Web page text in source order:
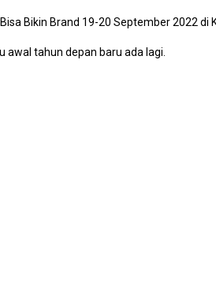
Bikin Brand 19-20 September 2022 di
tahun depan baru ada lagi.